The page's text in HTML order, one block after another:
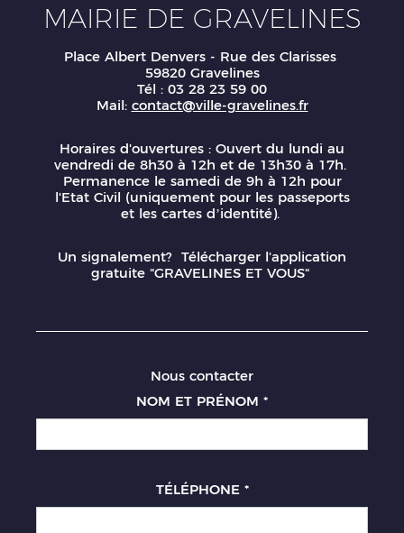
MAIRIE DE GRAVELINES
Place Albert Denvers - Rue des Clarisses
59820 Gravelines
Tél : 03 28 23 59 00
Mail: contact@ville-gravelines.fr
Horaires d'ouvertures : Ouvert du lundi au
vendredi de 8h30 à 12h et de 13h30 à 17h.
Permanence le samedi de 9h à 12h pour
l'Etat Civil (uniquement pour les passeports
et les cartes d’identité).
Un signalement? Télécharger l'application
gratuite "GRAVELINES ET VOUS"
Nous contacter
NOM ET PRÉNOM *
TÉLÉPHONE *